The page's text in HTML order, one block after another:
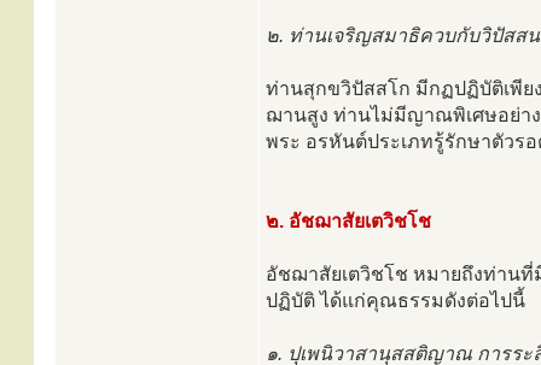
๒. ท่านเจริญสมาธิควบกับวิปัสส
ท่านสุกขวิปัสสโก มีกฏปฏิบัติเพีย
ฌานสูง ท่านไม่มีญาณพิเศษอย่า
พระ อรหันต์ประเภทรู้รักษาตัวร
๒. อัชฌาสัยเตวิชโช
อัชฌาสัยเตวิชโช หมายถึงท่าน
ปฏิบัติ ได้แก่คุณธรรมดังต่อไปนี้
๑. ปุเพนิวาสานุสสติญาณ การระ